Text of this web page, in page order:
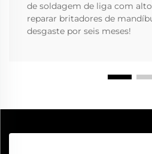
de soldagem de liga com
reparar britadores de
desgaste por seis meses!